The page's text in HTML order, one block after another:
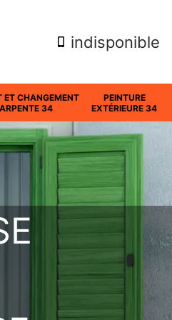
indisponible
ET CHANGEMENT
34
PEINTURE
EXTÉRIEURE 34